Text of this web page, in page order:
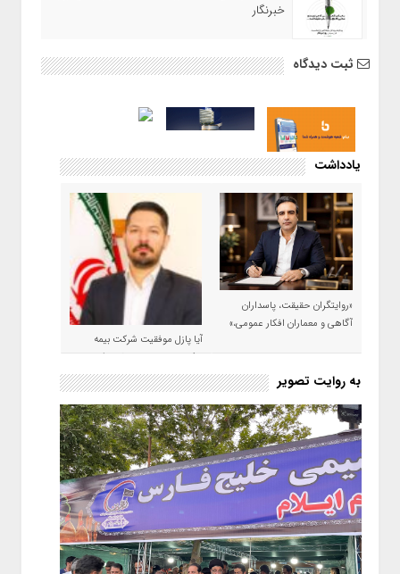
خبرنگار
ثبت دیدگاه
یادداشت
«روایتگران حقیقت، پاسداران
آگاهی و معماران افکار عمومی،»
آیا پازل موفقیت شرکت بیمه
حکمت صبا در سال ۱۴۰۵ کامل می
شود؟!
به روایت تصویر